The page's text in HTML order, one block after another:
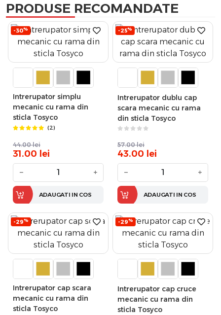
PRODUSE RECOMANDATE
-30%
Intrerupator simplu
mecanic cu rama din
sticla Tosyco
(2)
44.00 lei
31.00 lei
− +
ADAUGATI IN COS
-25%
Intrerupator dublu cap
scara mecanic cu rama
din sticla Tosyco
57.00 lei
43.00 lei
− +
ADAUGATI IN COS
-29%
Intrerupator cap scara
mecanic cu rama din
sticla Tosyco
-29%
Intrerupator cap cruce
mecanic cu rama din
sticla Tosyco